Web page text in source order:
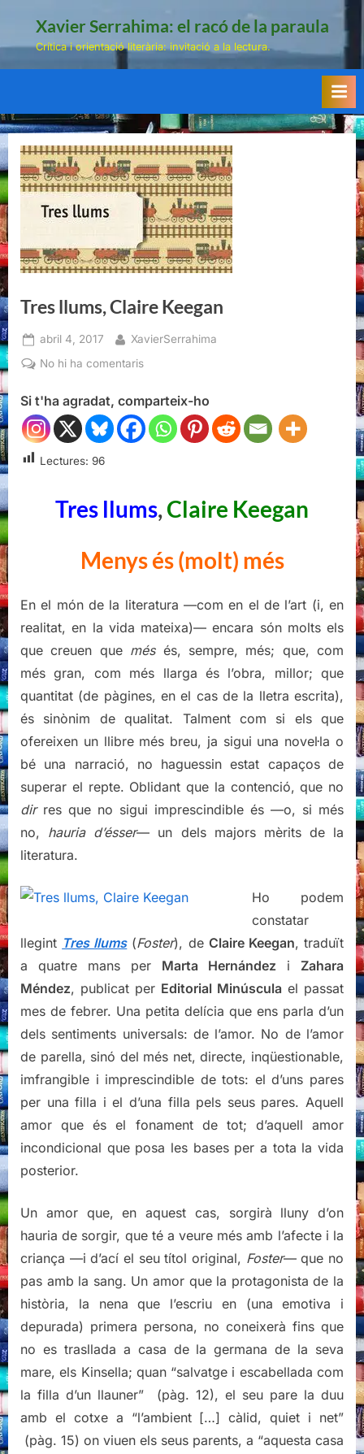
Xavier Serrahima: el racó de la paraula
Crítica i orientació literària: invitació a la lectura.
Tres llums, Claire Keegan
Posted
on
abril 4, 2017 By
XavierSerrahima
No hi ha comentarisa
llums,
Claire
Keegan
Si t'ha agradat, comparteix-ho
Lectures: 96
Tres llums,Claire Keegan
Menys és (molt) més
En el món de la literatura —com en el de l’art (i, en
realitat, en la vida mateixa)— encara són molts els
que creuen que mésés, sempre, més; que, com
més gran, com més llarga és l’obra, millor; que
quantitat (de pàgines, en el cas de la lletra escrita),
és sinònim de qualitat. Talment com si els que
ofereixen un llibre més breu, ja sigui una novel·la o
bé una narració, no haguessin estat capaços de
superar el repte. Oblidant que la contenció, que no
dirres que no sigui imprescindible és —o, si més
no, hauria d’ésser— un dels majors mèrits de la
literatura.
Ho podem
constatar
llegint Tres llums(Foster), de Claire Keegan, traduït
a quatre mans per Marta Hernández i Zahara
Méndez, publicat per Editorial Minúscula el passat
mes de febrer. Una petita delícia que ens parla d’un
dels sentiments universals: de l’amor. No de l’amor
de parella, sinó del més net, directe, inqüestionable,
imfrangible i imprescindible de tots: el d’uns pares
per una filla i el d’una filla pels seus pares. Aquell
amor que és el fonament de tot; d’aquell amor
incondicional que posa les bases per a tota la vida
posterior.
Un amor que, en aquest cas, sorgirà lluny d’on
hauria de sorgir, que té a veure més amb l’afecte i la
criança —i d’ací el seu títol original, Foster— que no
pas amb la sang. Un amor que la protagonista de la
història, la nena que l’escriu en (una emotiva i
depurada) primera persona, no coneixerà fins que
no es trasllada a casa de la germana de la seva
mare, els Kinsella; quan “salvatge i escabellada com
la filla d’un llauner” (pàg. 12), el seu pare la duu
amb el cotxe a “l’ambient […] càlid, quiet i net”
(pàg. 15) on viuen els seus parents, a “aquesta casa